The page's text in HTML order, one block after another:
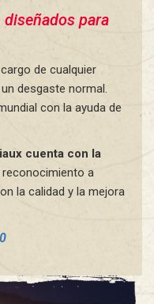
para
de cualquier
desgaste normal.
con la ayuda de
cuenta con la
reconocimiento a
la calidad y la mejora